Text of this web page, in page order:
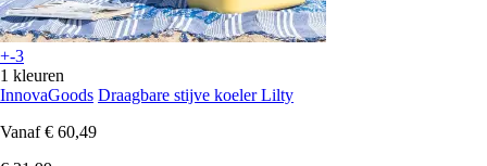
+-3
1 kleuren
InnovaGoods Draagbare stijve koeler Lilty
Vanaf € 60,49